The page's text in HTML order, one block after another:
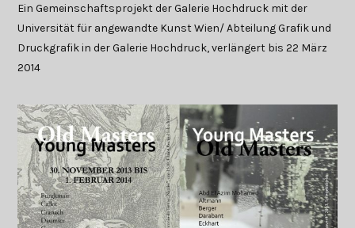
Ein Gemeinschaftsprojekt der Galerie Hochdruck mit der
Universität für angewandte Kunst Wien/ Abteilung Grafik und
Druckgrafik in der Galerie Hochdruck, verlängert bis 22 März
2014